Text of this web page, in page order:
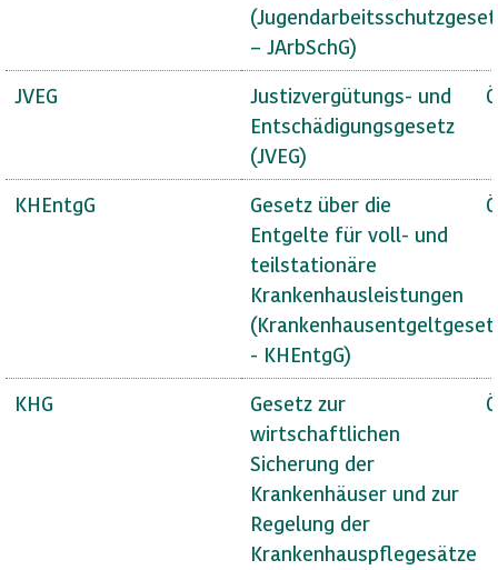
– JArbSchG)
JVEG
Justizvergütungs- und
Entschädigungsgesetz
(JVEG)
KHEntgG
Gesetz über die
Entgelte für voll- und
teilstationäre
Krankenhausleistungen
- KHEntgG)
KHG
Gesetz zur
wirtschaftlichen
Sicherung der
Krankenhäuser und zur
Regelung der
Krankenhauspflegesätze